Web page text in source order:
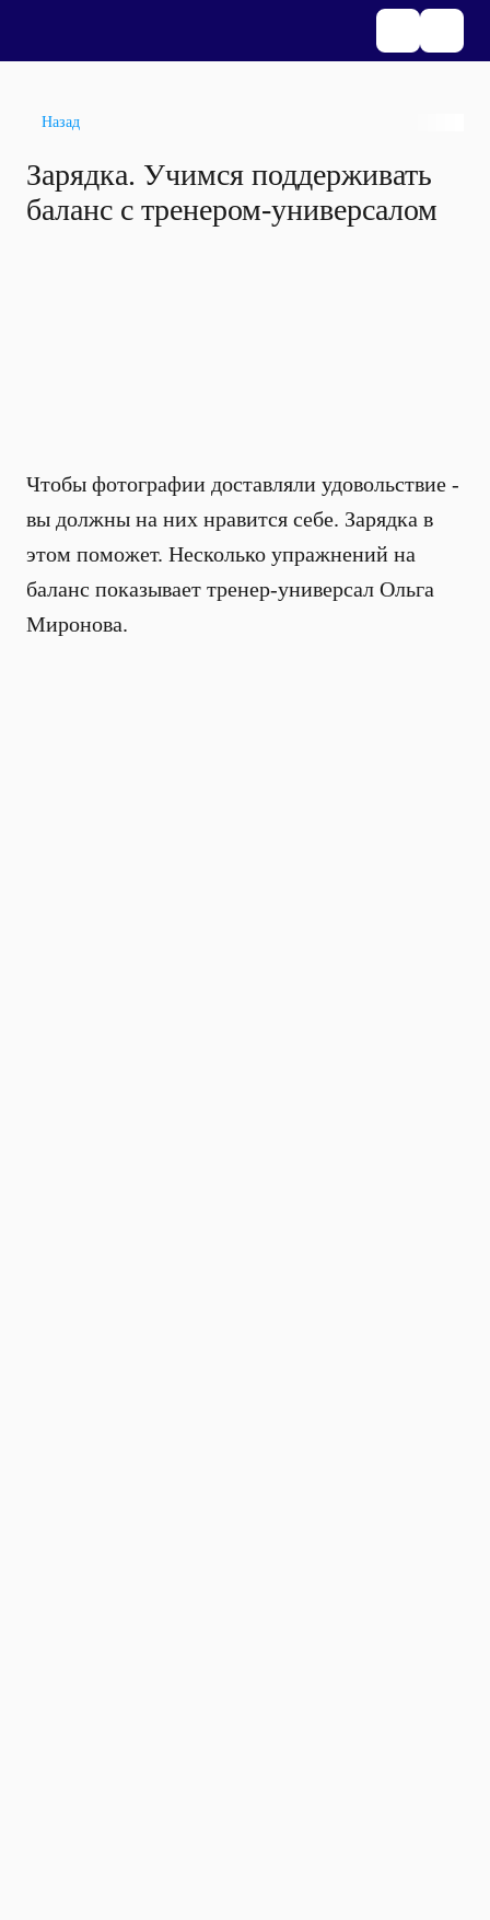
Назад
Зарядка. Учимся поддерживать
баланс с тренером-универсалом
Чтобы фотографии доставляли удовольствие -
вы должны на них нравится себе. Зарядка в
этом поможет. Несколько упражнений на
баланс показывает тренер-универсал Ольга
Миронова.